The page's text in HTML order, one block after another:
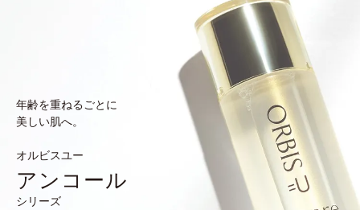
年齢を重ねるごとに
美しい肌へ。
オルビスユー
アンコール
シリーズ